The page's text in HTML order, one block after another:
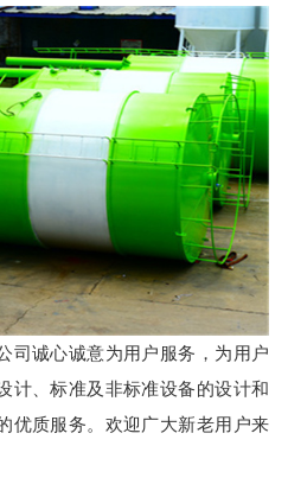
,
诚心诚意为用户服务，为用户
计、标准及非标准设备的设计和
优质服务。欢迎广大新老用户来